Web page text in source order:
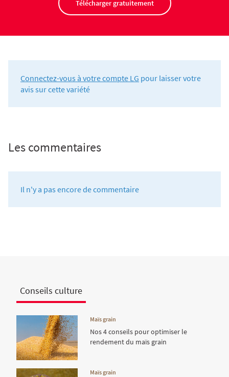
Télécharger gratuitement
Connectez-vous à votre compte LG pour laisser votre
avis sur cette variété
Les commentaires
Il n'y a pas encore de commentaire
Conseils culture
Maïs grain
Nos 4 conseils pour optimiser le
rendement du maïs grain
Maïs grain